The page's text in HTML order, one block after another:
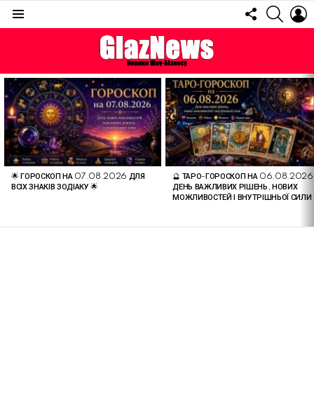
FOLLOW
US
ОСТАННІ
СТАТТІ
🌟 ГОРОСКОП НА 07.08.2026 ДЛЯ
ВСІХ ЗНАКІВ ЗОДІАКУ 🌟
🔮 ТАРО-ГОРОСКОП НА
ДЕНЬ ВАЖЛИВИХ РІШЕНЬ, НОВИХ
МОЖЛИВОСТЕЙ І ВНУТРІШНЬОЇ СИЛИ